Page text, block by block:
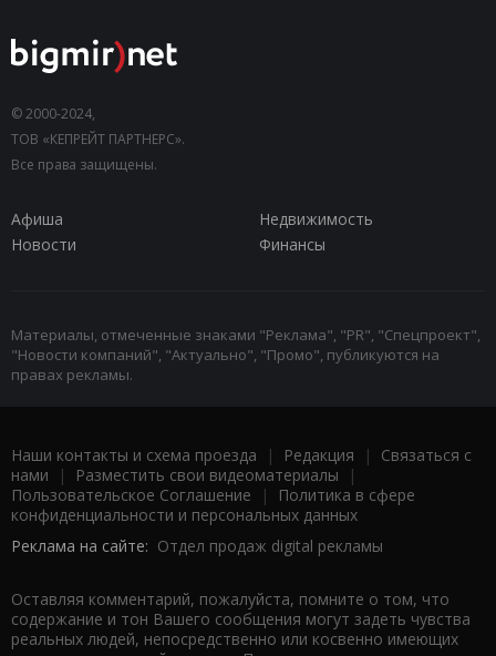
© 2000-2024,
ТОВ «КЕПРЕЙТ ПАРТНЕРС».
Все права защищены.
Афиша
Недвижимость
Новости
Финансы
Материалы, отмеченные знаками "Реклама", "PR", "Спецпроект",
"Новости компаний", "Актуально", "Промо", публикуются на
правах рекламы.
Наши контакты и схема проезда | Редакция | Связаться с
нами | Разместить свои видеоматериалы |
Пользовательское Соглашение |
Политика в сфере
конфиденциальности и персональных данных
Реклама на сайте: Отдел продаж digital рекламы
Оставляя комментарий, пожалуйста, помните о том, что
содержание и тон Вашего сообщения могут задеть чувства
реальных людей, непосредственно или косвенно имеющих